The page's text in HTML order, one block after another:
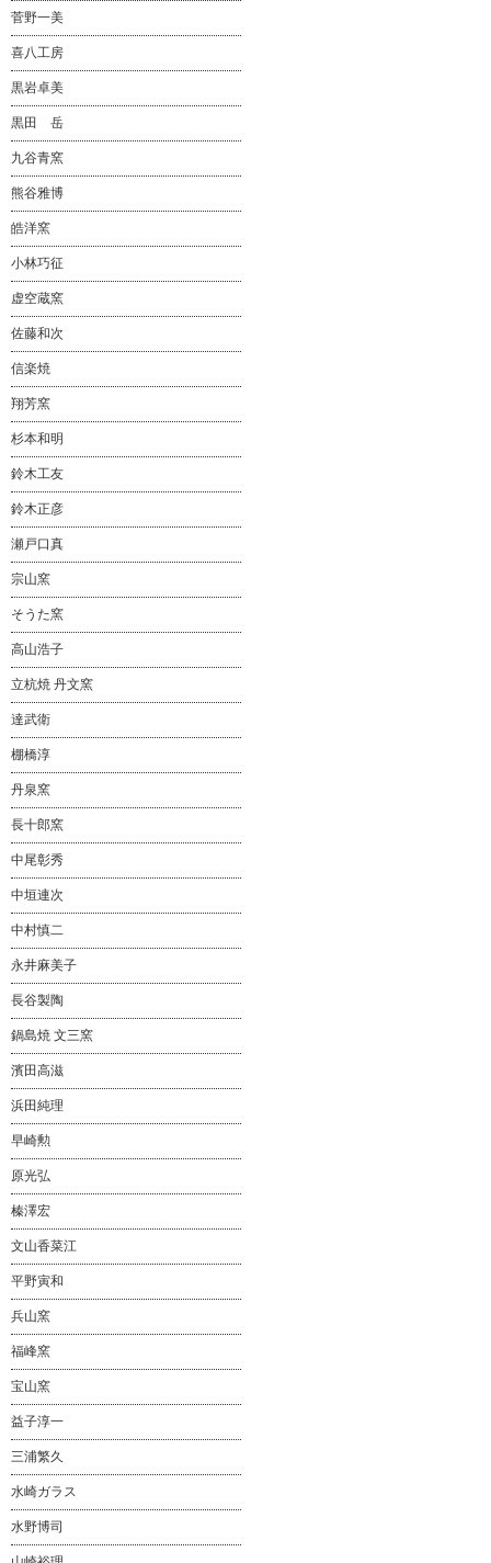
菅野一美
喜八工房
黒岩卓美
黒田 岳
九谷青窯
熊谷雅博
皓洋窯
小林巧征
虚空蔵窯
佐藤和次
信楽焼
翔芳窯
杉本和明
鈴木工友
鈴木正彦
瀬戸口真
宗山窯
そうた窯
高山浩子
立杭焼 丹文窯
達武衛
棚橋淳
丹泉窯
長十郎窯
中尾彰秀
中垣連次
中村慎二
永井麻美子
長谷製陶
鍋島焼 文三窯
濱田高滋
浜田純理
早崎勲
原光弘
榛澤宏
文山香菜江
平野寅和
兵山窯
福峰窯
宝山窯
益子淳一
三浦繁久
水崎ガラス
水野博司